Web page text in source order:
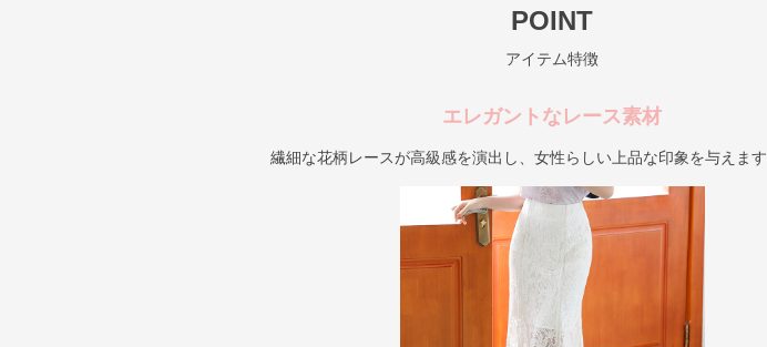
POINT
アイテム特徴
エレガントなレース素材
繊細な花柄レースが高級感を演出し、女性らしい上品な印象を与えます